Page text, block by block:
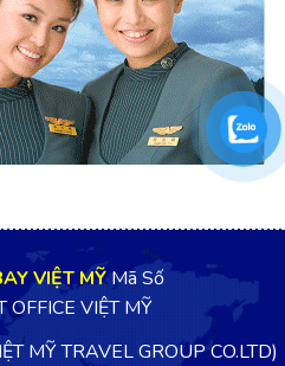
VIỆT MỸMã Số
OFFICE VIỆT MỸ
MỸ TRAVEL GROUP CO.LTD)